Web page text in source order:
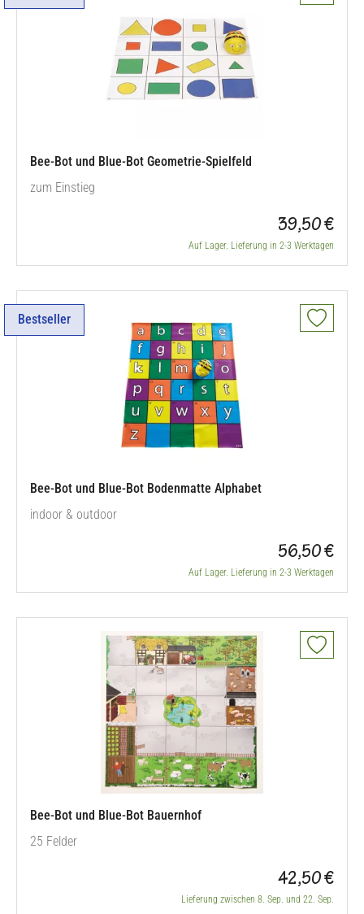
Bee-Bot und Blue-Bot Geometrie-Spielfeld
zum Einstieg
39,50 €
Auf Lager. Lieferung in 2-3 Werktagen
Bestseller
Bee-Bot und Blue-Bot Bodenmatte Alphabet
indoor & outdoor
56,50 €
Auf Lager. Lieferung in 2-3 Werktagen
Bee-Bot und Blue-Bot Bauernhof
25 Felder
42,50 €
Lieferung zwischen 8. Sep. und 22. Sep.